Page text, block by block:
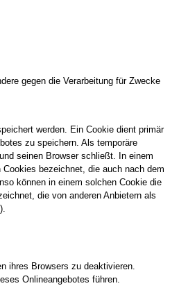
gegen die Verarbeitung für Zwecke
werden. Ein Cookie dient primär
zu speichern. Als temporäre
seinen Browser schließt. In einem
Cookies bezeichnet, die auch nach dem
können in einem solchen Cookie die
die von anderen Anbietern als
ihres Browsers zu deaktivieren.
Onlineangebotes führen.